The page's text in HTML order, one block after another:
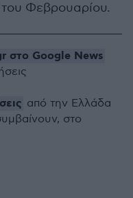
Φεβρουαρίου.
στο Google News
από την Ελλάδα
στο